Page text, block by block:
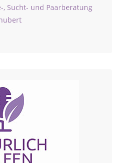
, Sucht- und Paarberatung